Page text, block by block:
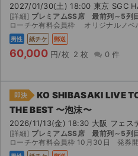
2027/01/30(土) 18:00 東京 SGC
[詳細] プレミアムSS席 最前列～5列
ローチケ有料会員枠 オリジナルノベルティー付き 1月16日発券開始
男性 紙チケ 郵送
60,000 円/枚 2 枚 0 件
即決
KO SHIBASAKI LIVE
THE BEST 〜泡沫〜
2026/11/13(金) 18:30 大阪 フェス
[詳細] プレミアムSS席 最前列～5列
ローチケ有料会員枠 10月30日 発券開始後、郵送にて